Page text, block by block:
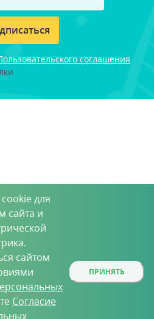
соглашения
для
сайта и
сайтом
Согласие
ПРИНЯТЬ